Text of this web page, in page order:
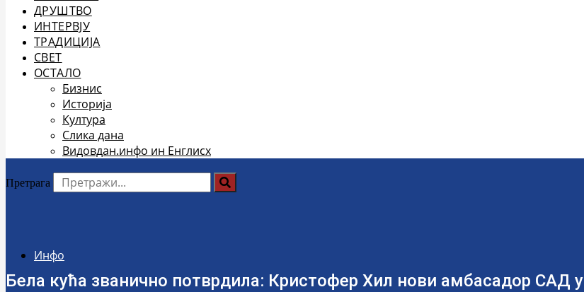
ДРУШТВО
ИНТЕРВЈУ
ТРАДИЦИЈА
СВЕТ
ОСТАЛО
Бизнис
Историја
Култура
Слика дана
Видовдан.инфо ин Енглисх
Претрага
Инфо
Бела кућа званично потврдила: Кристофер Хил нови амбасадор САД у